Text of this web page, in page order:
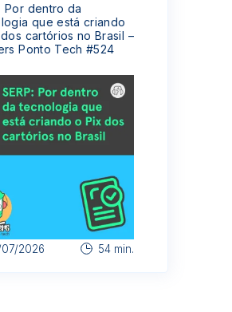
Por dentro da
que está criando
cartórios no Brasil –
Ponto Tech #524
07/2026 54 min.